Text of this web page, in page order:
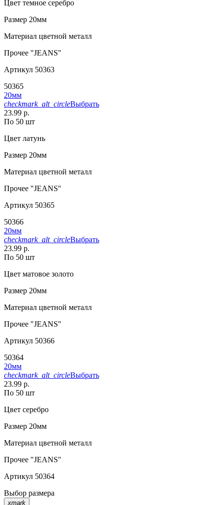
Цвет темное серебро
Размер 20мм
Материал цветной металл
Прочее "JEANS"
Артикул 50363
50365
20мм
checkmark_alt_circleВыбрать
23.99 р.
По 50 шт
Цвет латунь
Размер 20мм
Материал цветной металл
Прочее "JEANS"
Артикул 50365
50366
20мм
checkmark_alt_circleВыбрать
23.99 р.
По 50 шт
Цвет матовое золото
Размер 20мм
Материал цветной металл
Прочее "JEANS"
Артикул 50366
50364
20мм
checkmark_alt_circleВыбрать
23.99 р.
По 50 шт
Цвет серебро
Размер 20мм
Материал цветной металл
Прочее "JEANS"
Артикул 50364
Выбор размера
xmark